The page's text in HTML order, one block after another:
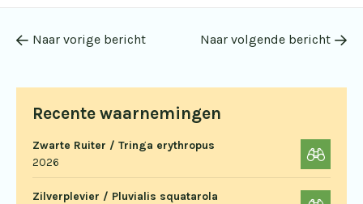
Recente waarnemingen
Zwarte Ruiter / Tringa erythropus
2026
Zilverplevier / Pluvialis squatarola
Naar vorige bericht Naar volgende bericht